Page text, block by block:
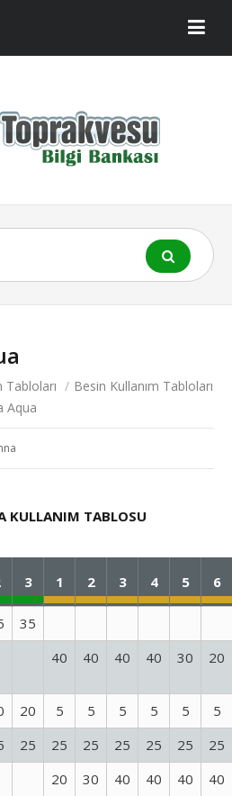
Tabloları / Besin Kullanım Tabloları
Aqua
KULLANIM TABLOSU
3 1 2 3 4 5 6
35
40 40 40 40 30 20
20 5 5 5 5 5
5
25 25 25 25 25 25
25
20 30 40 40 40
40